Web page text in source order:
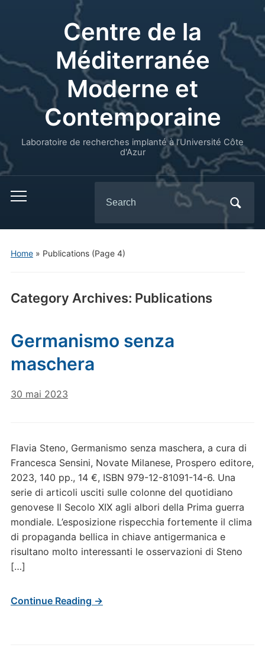
Centre de la
Méditerranée
Moderne et
Contemporaine
Laboratoire de recherches implanté à l’Université Côte
d'Azur
for:
Home» Publications(Page 4)
Category Archives: Publications
Germanismo senza
maschera
30 mai 2023
Flavia Steno, Germanismo senza maschera, a cura di
Francesca Sensini, Novate Milanese, Prospero editore,
2023, 140 pp., 14 €, ISBN 979-12-81091-14-6. Una
serie di articoli usciti sulle colonne del quotidiano
genovese Il Secolo XIX agli albori della Prima guerra
mondiale. L’esposizione rispecchia fortemente il clima
di propaganda bellica in chiave antigermanica e
risultano molto interessanti le osservazioni di Steno
[…]
Continue Reading →